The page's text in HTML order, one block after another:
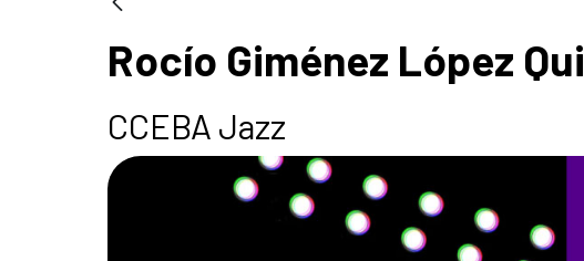
Rocío Giménez López
CCEBA Jazz